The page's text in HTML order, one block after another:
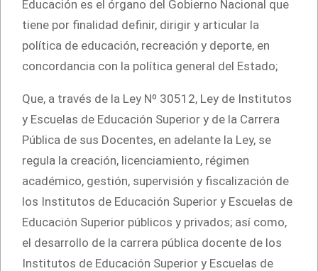
Educación es el órgano del Gobierno Nacional que
tiene por finalidad definir, dirigir y articular la
política de educación, recreación y deporte, en
concordancia con la política general del Estado;
Que, a través de la Ley Nº 30512, Ley de Institutos
y Escuelas de Educación Superior y de la Carrera
Pública de sus Docentes, en adelante la Ley, se
regula la creación, licenciamiento, régimen
académico, gestión, supervisión y ﬁscalización de
los Institutos de Educación Superior y Escuelas de
Educación Superior públicos y privados; así como,
el desarrollo de la carrera pública docente de los
Institutos de Educación Superior y Escuelas de